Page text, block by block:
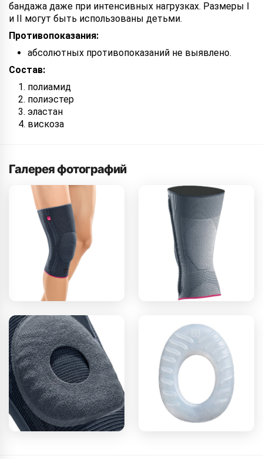
бандажа даже при интенсивных нагрузках. Размеры I
и II могут быть использованы детьми.
Противопоказания:
абсолютных противопоказаний не выявлено.
Состав:
полиамид
полиэстер
эластан
вискоза
Галерея фотографий